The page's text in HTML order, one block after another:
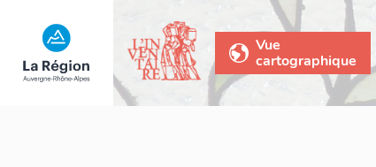
Vue
cartographique